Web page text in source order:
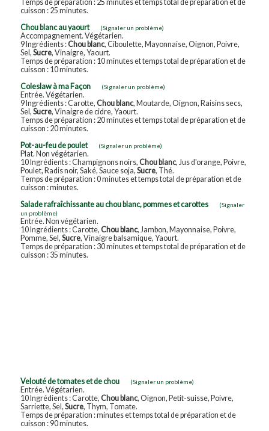
Temps de préparation : 25 minutes et temps total de préparation et de
cuisson : 25 minutes.
Chou blanc au yaourt
(Signaler un problème)
Accompagnement. Végétarien.
9 Ingrédients :Chou blanc, Ciboulette, Mayonnaise, Oignon, Poivre,
Sel, Sucre, Vinaigre, Yaourt.
Temps de préparation : 10 minutes et temps total de préparation et de
cuisson : 10 minutes.
Coleslaw à ma Façon
(Signaler un problème)
Entrée. Végétarien.
9 Ingrédients : Carotte, Chou blanc, Moutarde, Oignon, Raisins secs,
Sel, Sucre, Vinaigre de cidre, Yaourt.
Temps de préparation : 20 minutes et temps total de préparation et de
cuisson : 20 minutes.
Pot-au-feu de poulet
(Signaler un problème)
Plat. Non végétarien.
10 Ingrédients : Champignons noirs, Chou blanc, Jus d'orange, Poivre,
Poulet, Radis noir, Saké, Sauce soja, Sucre, Thé.
Temps de préparation : 0 minutes et temps total de préparation et de
cuisson : minutes.
Salade rafraîchissante au chou blanc, pommes et carottes
(Signaler
un problème)
Entrée. Non végétarien.
10 Ingrédients : Carotte, Chou blanc, Jambon, Mayonnaise, Poivre,
Pomme, Sel, Sucre, Vinaigre balsamique, Yaourt.
Temps de préparation : 30 minutes et temps total de préparation et de
cuisson : 35 minutes.
Velouté de tomates et de chou (Signaler un problème)
Entrée. Végétarien.
10 Ingrédients : Carotte, Chou blanc, Oignon, Petit-suisse, Poivre,
Sarriette, Sel, Sucre, Thym, Tomate.
Temps de préparation : minutes et temps total de préparation et de
cuisson : 90 minutes.